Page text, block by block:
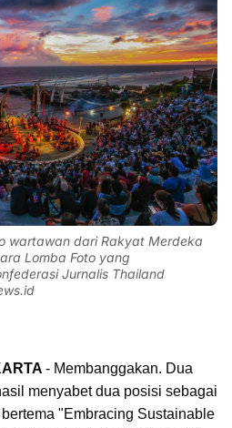
wartawan dari Rakyat Merdeka
Lomba Foto yang
Jurnalis Thailand
- Membanggakan. Dua
menyabet dua posisi sebagai
"Embracing Sustainable